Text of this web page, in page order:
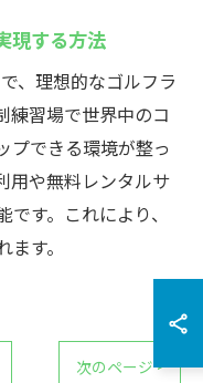
現する方法
、理想的なゴルフラ
練習場で世界中のコ
プできる環境が整っ
用や無料レンタルサ
す。これにより、
す。
次のページ >